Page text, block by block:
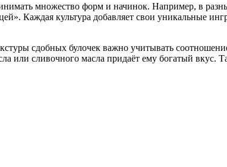
множество форм и начинок. Например, в
Каждая культура добавляет свои уникальные
сдобных булочек важно учитывать
или сливочного масла придаёт ему богатый